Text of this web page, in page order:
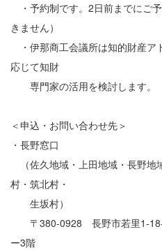
・予約制です。2日前までにご
きません）
・伊那商工会議所は知的財産ア
応じて知財
専門家の活用を検討します。
＜申込・お問い合わせ先＞
・長野窓口
（佐久地域・上田地域・長野地
村・筑北村・
生坂村）
〒380-0928 長野市若里1-18-
ー3階